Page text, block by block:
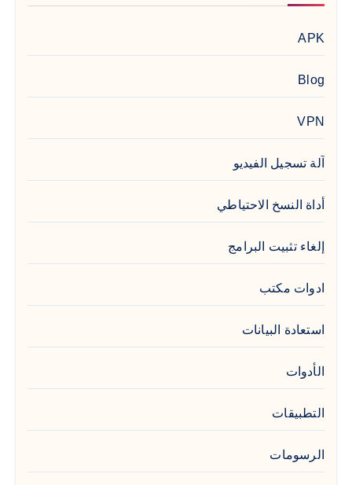
APK
Blog
VPN
آلة تسجيل الفيديو
أداة النسخ الاحتياطي
إلغاء تثبيت البرامج
ادوات مكتب
استعادة البيانات
الأدوات
التطبيقات
الرسومات